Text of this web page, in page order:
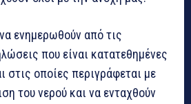
ενημερωθούν από τις
που είναι κατατεθημένες
στις οποίες περιγράφεται με
του νερού και να ενταχθούν